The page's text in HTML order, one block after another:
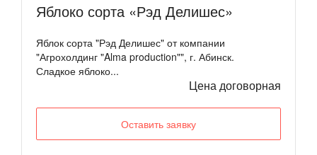
Яблоко сорта «Рэд Делишес»
Яблок сорта "Рэд Делишес" от компании
"Агрохолдинг "Alma production"", г. Абинск.
Сладкое яблоко...
Цена договорная
Оставить заявку